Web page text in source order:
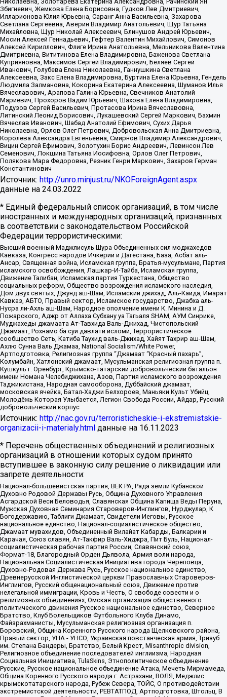
Збигневич, Жемкова Елена Борисовна, Гудков Лев Дмитриевич,
Илларионова Юлия Юрьевна, Саранг Анна Васильевна, Захарова
Светлана Сергеевна, Аверин Владимир Анатольевич, Щур Татьяна
Михайловна, Щур Николай Алексеевич, Блинушов Андрей Юрьевич,
Мосин Алексей Геннадьевич, Гефтер Валентин Михайлович, Симонов
Алексей Кириллович, Флиге Ирина Анатольевна, Мельникова Валентина
Дмитриевна, Вититинова Елена Владимировна, Баженова Светлана
Куприяновна, Максимов Сергей Владимирович, Беляев Сергей
Иванович, Голубева Елена Николаевна, Ганнушкина Светлана
Алексеевна, Закс Елена Владимировна, Буртина Елена Юрьевна, Гендель
Людмила Залмановна, Кокорина Екатерина Алексеевна, Шуманов Илья
Вячеславович, Арапова Галина Юрьевна, Свечников Анатолий
Мариевич, Прохоров Вадим Юрьевич, Шахова Елена Владимировна,
Подузов Сергей Васильевич, Протасова Ирина Вячеславовна,
Литинский Леонид Борисович, Лукашевский Сергей Маркович, Бахмин
Вячеслав Иванович, Шабад Анатолий Ефимович, Сухих Дарья
Николаевна, Орлов Олег Петрович, Добровольская Анна Дмитриевна,
Королева Александра Евгеньевна, Смирнов Владимир Александрович,
Вицин Сергей Ефимович, Золотухин Борис Андреевич, Левинсон Лев
Семенович, Локшина Татьяна Иосифовна, Орлов Олег Петрович,
Полякова Мара Федоровна, Резник Генри Маркович, Захаров Герман
Константинович
Источник: http://unro.minjust.ru/NKOForeignAgent.aspx
данные на 24.03.2022
* Единый федеральный список организаций, в том числе
иностранных и международных организаций, признанных
в соответствии с законодательством Российской
Федерации террористическими:
Высший военный Маджлисуль Шура Объединенных сил моджахедов
Кавказа, Конгресс народов Ичкерии и Дагестана, База, Асбат аль-
Ансар, Священная война, Исламская группа, Братья-мусульмане, Партия
исламского освобождения, Лашкар-И-Тайба, Исламская группа,
Движение Талибан, Исламская партия Туркестана, Общество
социальных реформ, Общество возрождения исламского наследия,
Дом двух святых, Джунд аш-Шам, Исламский джихад, Аль-Каида, Имарат
Кавказ, АБТО, Правый сектор, Исламское государство, Джабха аль-
Нусра ли-Ахль аш-Шам, Народное ополчение имени К. Минина и Д.
Пожарского, Аджр от Аллаха Субхану уа Тагьаля SHAM, АУМ Синрике,
Муджахеды джамаата Ат-Тавхида Валь-Джихад, Чистопольский
Джамаат, Рохнамо ба суи давлати исломи, Террористическое
сообщество Сеть, Катиба Таухид валь-Джихад, Хайят Тахрир аш-Шам,
Ахлю Сунна Валь Джамаа, National Socialism/White Power,
Артподготовка, Религиозная группа “Джамаат “Красный пахарь”,
Колумбайн, Хатлонский джамаат, Мусульманская религиозная группа п.
Кушкуль г. Оренбург, Крымско-татарский добровольческий батальон
имени Номана Челебиджихана, Азов, Партия исламского возрождения
Таджикистана, Народная самооборона, Дуббайский джамаат,
московская ячейка, Батал-Хаджи Белхороев, Маньяки Культ Убийц,
Молодёжь Которая Улыбается, Легион Свобода России, Айдар, Русский
добровольческий корпус
Источник: http://nac.gov.ru/terroristicheskie-i-ekstremistskie-
organizacii-i-materialy.html данные на 16.11.2023
* Перечень общественных объединений и религиозных
организаций в отношении которых судом принято
вступившее в законную силу решение о ликвидации или
запрете деятельности:
Национал-большевистская партия, ВЕК РА, Рада земли Кубанской
Духовно Родовой Державы Русь, Община Духовного Управления
Асгардской Веси Беловодья, Славянская Община Капища Веды Перуна,
Мужская Духовная Семинария Староверов-Инглингов, Нурджулар, К
Богодержавию, Таблиги Джамаат, Свидетели Иеговы, Русское
национальное единство, Национал-социалистическое общество,
Джамаат мувахидов, Объединенный Вилайат Кабарды, Балкарии и
Карачая, Союз славян, Ат-Такфир Валь-Хиджра, Пит Буль, Национал-
социалистическая рабочая партия России, Славянский союз,
Формат-18, Благородный Орден Дьявола, Армия воли народа,
Национальная Социалистическая Инициатива города Череповца,
Духовно-Родовая Держава Русь, Русское национальное единство,
Древнерусской Инглистической церкви Православных Староверов-
Инглингов, Русский общенациональный союз, Движение против
нелегальной иммиграции, Кровь и Честь, О свободе совести и о
религиозных объединениях, Омская организация общественного
политического движения Русское национальное единство, Северное
Братство, Клуб Болельщиков Футбольного Клуба Динамо,
Файзрахманисты, Мусульманская религиозная организация п.
Боровский, Община Коренного Русского народа Щелковского района,
Правый сектор, УНА - УНСО, Украинская повстанческая армия, Тризуб
им. Степана Бандеры, Братство, Белый Крест, Misanthropic division,
Религиозное объединение последователей инглиизма, Народная
Социальная Инициатива, TulaSkins, Этнополитическое объединение
Русские, Русское национальное объединение Атака, Мечеть Мирмамеда,
Община Коренного Русского народа г. Астрахани, ВОЛЯ, Меджлис
крымскотатарского народа, Рубеж Севера, ТОЙС, О противодействии
экстремистской деятельности, РЕВТАТПОД, Артподготовка, Штольц, В